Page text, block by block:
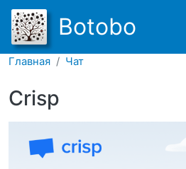
Botobo
Главная Чат
Crisp